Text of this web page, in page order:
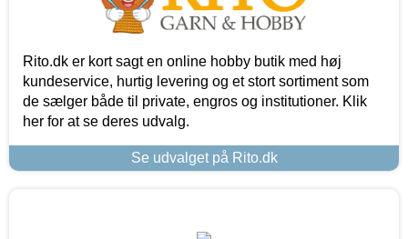
Rito.dk er kort sagt en online hobby butik med høj
kundeservice, hurtig levering og et stort sortiment som
de sælger både til private, engros og institutioner. Klik
her for at se deres udvalg.
Se udvalget på Rito.dk